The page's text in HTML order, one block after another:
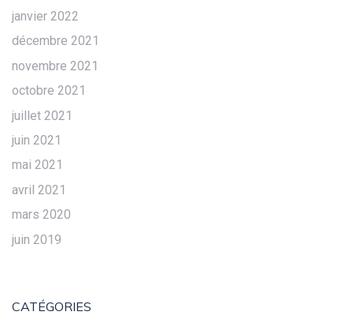
janvier 2022
décembre 2021
novembre 2021
octobre 2021
juillet 2021
juin 2021
mai 2021
avril 2021
mars 2020
juin 2019
CATÉGORIES